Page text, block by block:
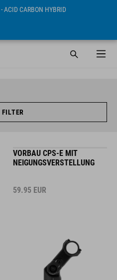
- ACID CARBON HYBRID
FILTER
VORBAU CPS-E MIT
NEIGUNGSVERSTELLUNG
59.95 EUR